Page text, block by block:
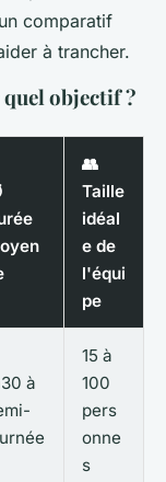
comparatif
à trancher.
objectif ?
👥
Taille
idéal
e de
l'équi
pe
à
15 à
100
pers
onne
s